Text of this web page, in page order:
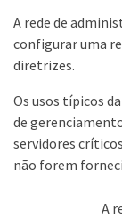
A rede de
configurar uma
diretrizes.
Os usos típicos
de
servidores
não forem
A